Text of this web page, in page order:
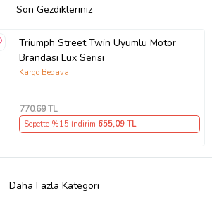
Son Gezdikleriniz
Triumph Street Twin Uyumlu Motor
Brandası Lux Serisi
Kargo Bedava
770,69 TL
Sepette %15 İndirim 655,09 TL
Daha Fazla Kategori